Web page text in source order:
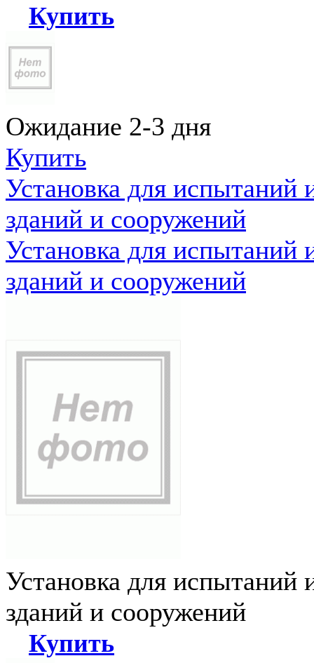
Купить
Ожидание 2-3 дня
Купить
Установка для испытаний
зданий и сооружений
Установка для испытаний
зданий и сооружений
Установка для испытаний
зданий и сооружений
Купить